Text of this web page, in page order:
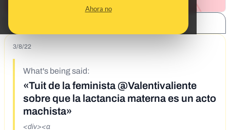
Ahora no
3/8/22
What's being said:
«Tuit de la feminista @Valentivaliente
sobre que la lactancia materna es un acto
machista»
<div><a